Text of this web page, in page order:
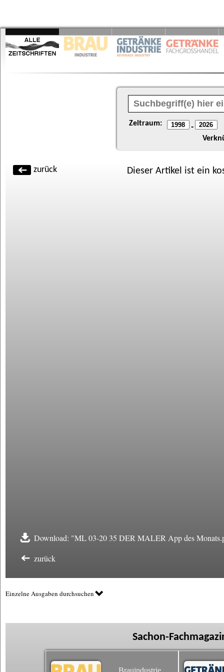
Zeitraum: -
zurück Dieser Artikel ist ein
Download: "ML 03-20 35 DER MALER App des
zurück
Einzelne Ausgaben durchsuchen
Sachon-
Brauindustrie